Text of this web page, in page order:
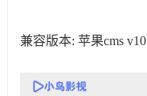
兼容版本: 苹果cms v10